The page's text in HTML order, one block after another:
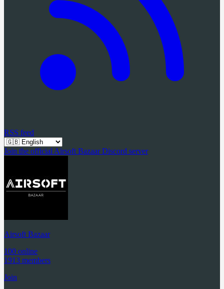
RSS feed
Join the official Airsoft Bazaar Discord server
Airsoft Bazaar
100 online
1913 members
Join